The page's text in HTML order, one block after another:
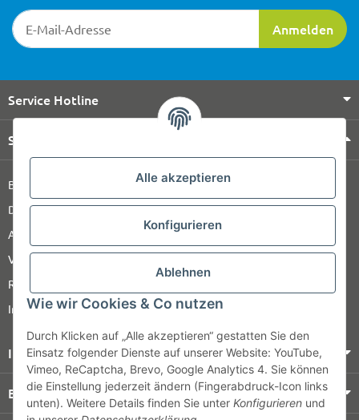
Alle akzeptieren
Konfigurieren
Ablehnen
Wie wir Cookies & Co nutzen
Durch Klicken auf „Alle akzeptieren“ gestatten Sie den
Einsatz folgender Dienste auf unserer Website: YouTube,
Vimeo, ReCaptcha, Brevo, Google Analytics 4. Sie können
die Einstellung jederzeit ändern (Fingerabdruck-Icon links
unten). Weitere Details finden Sie unter Konfigurieren und
Newsletter-Registrierung
Anmelden
Service Hotline
Shop Service
Barrierefreiheitserklärung
Datenschutz
AGB
Versandinformationen
Retour
Impressum
Informationen
Bezahlung & Versand